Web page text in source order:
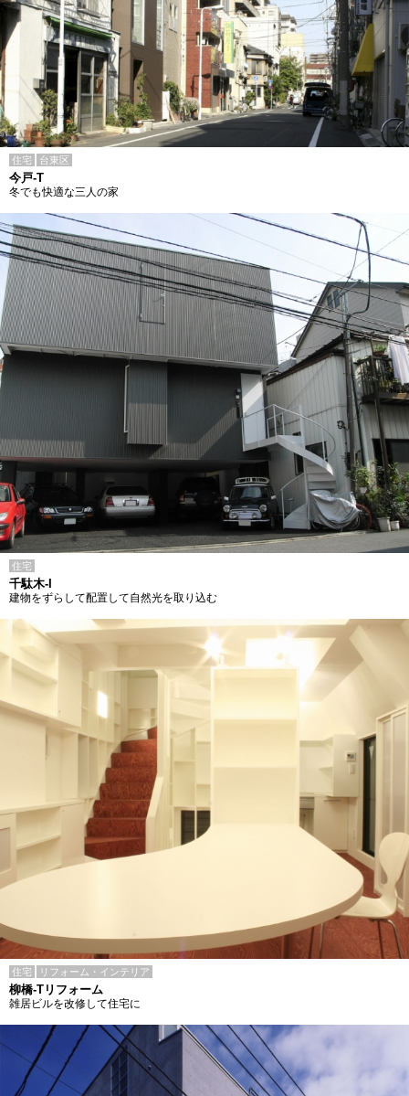
住宅 台東区
今戸-T
冬でも快適な三人の家
住宅
千駄木-I
建物をずらして配置して自然光を取り込む
住宅 リフォーム・インテリア
柳橋-Tリフォーム
雑居ビルを改修して住宅に